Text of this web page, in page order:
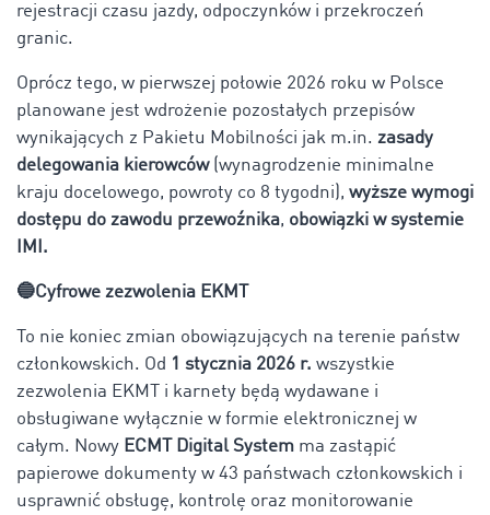
rejestracji czasu jazdy, odpoczynków i przekroczeń
granic.
Oprócz tego, w pierwszej połowie 2026 roku w Polsce
planowane jest wdrożenie pozostałych przepisów
wynikających z Pakietu Mobilności jak m.in. zasady
delegowania kierowców (wynagrodzenie minimalne
kraju docelowego, powroty co 8 tygodni), wyższe wymogi
dostępu do zawodu przewoźnika, obowiązki w systemie
IMI.
🔵Cyfrowe zezwolenia EKMT
To nie koniec zmian obowiązujących na terenie państw
członkowskich. Od 1 stycznia 2026 r. wszystkie
zezwolenia EKMT i karnety będą wydawane i
obsługiwane wyłącznie w formie elektronicznej w
całym. Nowy ECMT Digital System ma zastąpić
papierowe dokumenty w 43 państwach członkowskich i
usprawnić obsługę, kontrolę oraz monitorowanie